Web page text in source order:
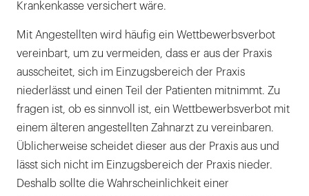
Krankenkasse versichert wäre.
Mit Angestellten wird häufig ein Wettbewerbsverbot
vereinbart, um zu vermeiden, dass er aus der Praxis
ausscheitet, sich im Einzugsbereich der Praxis
niederlässt und einen Teil der Patienten mitnimmt. Zu
fragen ist, ob es sinnvoll ist, ein Wettbewerbsverbot mit
einem älteren angestellten Zahnarzt zu vereinbaren.
Üblicherweise scheidet dieser aus der Praxis aus und
lässt sich nicht im Einzugsbereich der Praxis nieder.
Deshalb sollte die Wahrscheinlichkeit einer